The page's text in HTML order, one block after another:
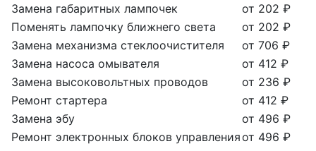
Замена габаритных лампочек
от 202 ₽
Поменять лампочку ближнего света
от 202 ₽
Замена механизма стеклоочистителя
от 706 ₽
Замена насоса омывателя
от 412 ₽
Замена высоковольтных проводов
от 236 ₽
Ремонт стартера
от 412 ₽
Замена эбу
от 496 ₽
Ремонт электронных блоков управленияот 496 ₽